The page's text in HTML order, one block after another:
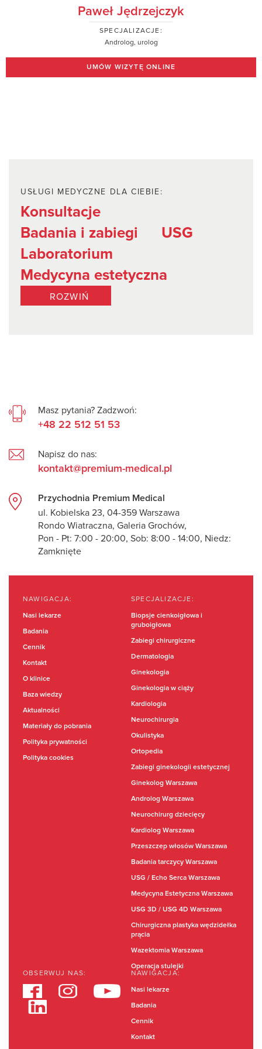
Paweł Jędrzejczyk
SPECJALIZACJE:
Androlog, urolog
UMÓW WIZYTĘ ONLINE
USŁUGI MEDYCZNE DLA CIEBIE:
Konsultacje
Badania i zabiegi
USG
Laboratorium
Medycyna estetyczna
ROZWIŃ
Masz pytania? Zadzwoń:
+48 22 512 51 53
Napisz do nas:
kontakt@premium-medical.pl
Przychodnia Premium Medical
ul. Kobielska 23, 04-359 Warszawa
Rondo Wiatraczna, Galeria Grochów,
Pon - Pt: 7:00 - 20:00, Sob: 8:00 - 14:00, Niedz:
Zamknięte
NAWIGACJA:
Nasi lekarze
Badania
Cennik
Kontakt
O klinice
Baza wiedzy
Aktualności
Materiały do pobrania
Polityka prywatności
Polityka cookies
SPECJALIZACJE:
Biopsje cienkoigłowa i
gruboigłowa
Zabiegi chirurgiczne
Dermatologia
Ginekologia
Ginekologia w ciąży
Kardiologia
Neurochirurgia
Okulistyka
Ortopedia
Zabiegi ginekologii estetycznej
Ginekolog Warszawa
Androlog Warszawa
Neurochirurg dziecięcy
Kardiolog Warszawa
Przeszczep włosów Warszawa
Badania tarczycy Warszawa
USG / Echo Serca Warszawa
Medycyna Estetyczna Warszawa
USG 3D / USG 4D Warszawa
Chirurgiczna plastyka wędzidełka
prącia
Wazektomia Warszawa
Operacja stulejki
OBSERWUJ NAS: NAWIGACJA:
Nasi lekarze
Badania
Cennik
Kontakt